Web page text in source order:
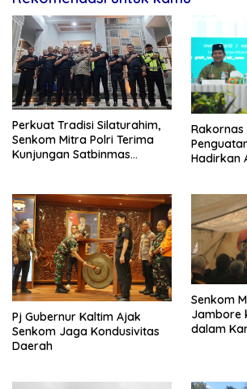
Perkuat Tradisi Silaturahim,
Senkom Mitra Polri Terima
Kunjungan Satbinmas
Rakornas
Hadirkan
Pj Gubernur Kaltim Ajak
Senkom Jaga Kondusivitas
Daerah
Senkom
Jambore
dalam